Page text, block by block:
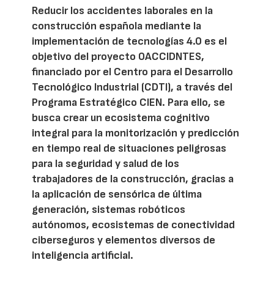
Reducir los accidentes laborales en la
construcción española mediante la
implementación de tecnologías 4.0 es el
objetivo del proyecto 0ACCIDNTES,
financiado por el Centro para el Desarrollo
Tecnológico Industrial (CDTI), a través del
Programa Estratégico CIEN. Para ello, se
busca crear un ecosistema cognitivo
integral para la monitorización y predicción
en tiempo real de situaciones peligrosas
para la seguridad y salud de los
trabajadores de la construcción, gracias a
la aplicación de sensórica de última
generación, sistemas robóticos
autónomos, ecosistemas de conectividad
ciberseguros y elementos diversos de
inteligencia artificial.